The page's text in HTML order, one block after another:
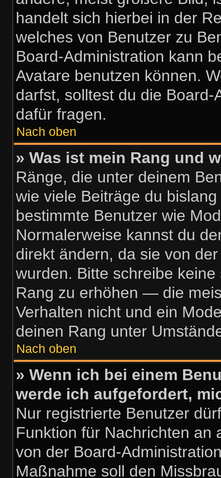
handelt sich hierbei in der
welches von Benutzer zu
Board-Administration kann
Avatare benutzen können.
darfst, solltest du die
dafür fragen.
Nach oben
» Was ist mein Rang und
Ränge, die unter deinem
wie viele Beiträge du
bestimmte Benutzer wie
Normalerweise kannst du
direkt ändern, da sie von
wurden. Bitte schreibe
Rang zu erhöhen — die
Verhalten nicht und ein
deinen Rang unter
Nach oben
» Wenn ich bei einem
werde ich aufgefordert,
Nur registrierte Benutzer
Funktion für Nachrichten an
von der Board-
Maßnahme soll den